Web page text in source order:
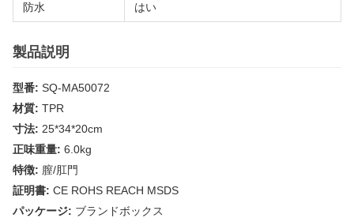
防水 はい
製品説明
型番: SQ-MA50072
材質: TPR
寸法: 25*34*20cm
正味重量: 6.0kg
特徴: 膣/肛門
証明書: CE ROHS REACH MSDS
パッケージ: ブランドボックス